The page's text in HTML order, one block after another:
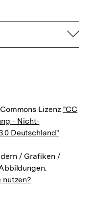
Lizenz "CC
- Nicht-
Deutschland"
/ Grafiken /
nutzen?